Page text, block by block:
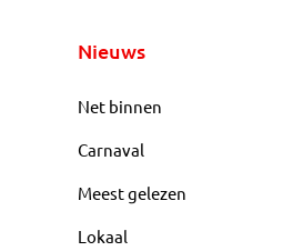
Nieuws
Net binnen
Carnaval
Meest gelezen
Lokaal